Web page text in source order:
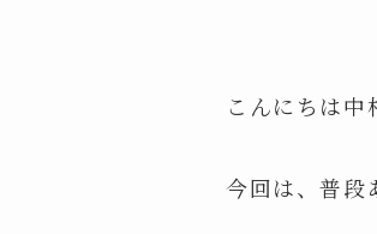
こんにちは中
今回は、普段